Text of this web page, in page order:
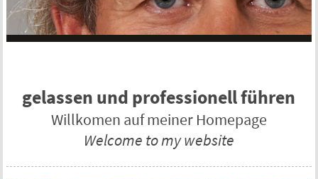
gelassen und professionell führen
Willkomen auf meiner Homepage
Welcome to my website